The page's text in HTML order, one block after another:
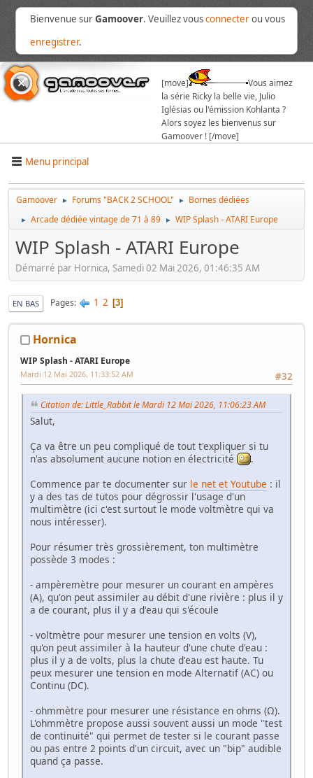
Bienvenue surGamoover. Veuillez vousconnecterou vous
enregistrer.
[move]
Vous aimez
la série Ricky la belle vie, Julio
Iglésias ou l'émission Kohlanta ?
Alors soyez les bienvenus sur
Gamoover ! [/move]
Menu principal
Gamoover ► Forums "BACK 2 SCHOOL" ► Bornes dédiées
► Arcade dédiée vintage de 71 à 89 ► WIP Splash - ATARI Europe
WIP Splash - ATARI Europe
Démarré par Hornica, Samedi 02 Mai 2026, 01:46:35 AM
EN BAS Pages 1 2 3
Hornica
WIP Splash - ATARI Europe
#32
Mardi 12 Mai 2026, 11:33:52 AM
Citation de: Little_Rabbit le Mardi 12 Mai 2026, 11:06:23 AM
Salut,
Ça va être un peu compliqué de tout t'expliquer si tu
n'as absolument aucune notion en électricité
.
Commence par te documenter sur le net et Youtube : il
y a des tas de tutos pour dégrossir l'usage d'un
multimètre (ici c'est surtout le mode voltmètre qui va
nous intéresser).
Pour résumer très grossièrement, ton multimètre
possède 3 modes :
- ampèremètre pour mesurer un courant en ampères
(A), qu'on peut assimiler au débit d'une rivière : plus il y
a de courant, plus il y a d'eau qui s'écoule
- voltmètre pour mesurer une tension en volts (V),
qu'on peut assimiler à la hauteur d'une chute d'eau :
plus il y a de volts, plus la chute d'eau est haute. Tu
peux mesurer une tension en mode Alternatif (AC) ou
Continu (DC).
- ohmmètre pour mesurer une résistance en ohms (Ω).
L'ohmmètre propose aussi souvent aussi un mode "test
de continuité" qui permet de tester si le courant passe
ou pas entre 2 points d'un circuit, avec un "bip" audible
quand ça passe.